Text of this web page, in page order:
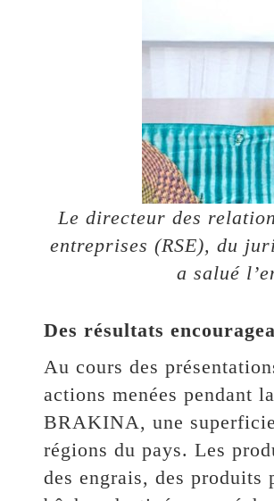
Le directeur des
entreprises (RSE), du
a salué
Des résultats
Au cours des
actions menées pendant
BRAKINA, une
régions du pays. Les
des engrais, des